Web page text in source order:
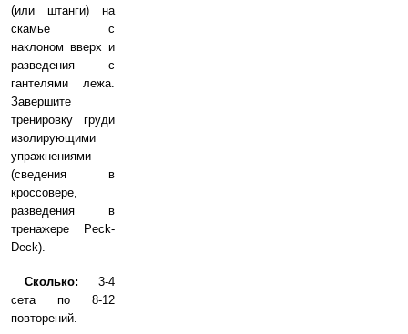
(или штанги) на
скамье с
наклоном вверх и
разведения с
гантелями лежа.
Завершите
тренировку груди
изолирующими
упражнениями
(сведения в
кроссовере,
разведения в
тренажере Peck-
Deck).
Сколько: 3-4
сета по 8-12
повторений.